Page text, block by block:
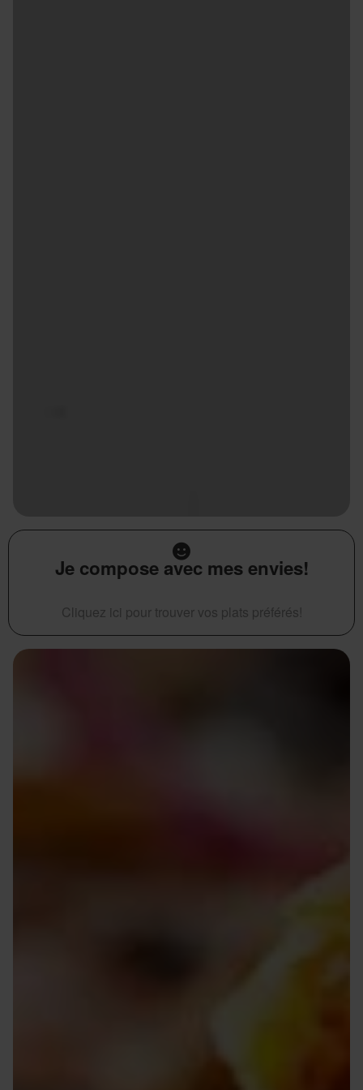
Je compose avec mes envies!
Cliquez ici pour trouver vos plats préférés!